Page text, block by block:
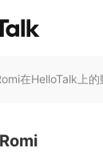
在HelloTalk上的
Romi